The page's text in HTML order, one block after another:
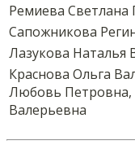
Ремиева Светлана
Сапожникова
Лазукова Наталья
Краснова Ольга
Любовь Петровна,
Валерьевна